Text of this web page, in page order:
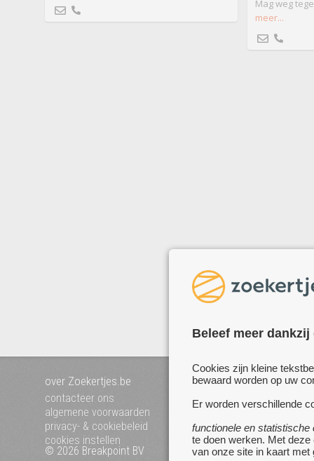
Beleef meer
Cookies zijn kleine
bewaard worden op uw
Er worden verschillende
functionele en statistische
te doen werken. Met
van onze site in kaart met
Mag weg
meer...
over Zoekertjes.be
contacteer ons
algemene voorwaarden
privacy- & cookiebeleid
cookies instellen
voeg uw zoekertje toe
© 2026 Breakpoint BV
Bezoek ook eens onze